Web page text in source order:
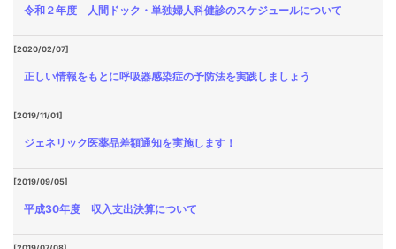
令和２年度 人間ドック・単独婦人科健診のスケジュールについて
[2020/02/07]
正しい情報をもとに呼吸器感染症の予防法を実践しましょう
[2019/11/01]
ジェネリック医薬品差額通知を実施します！
[2019/09/05]
平成30年度 収入支出決算について